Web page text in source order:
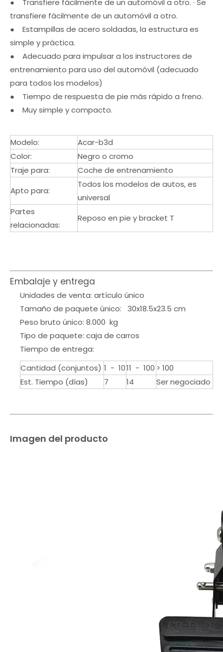
● Transfiere fácilmente de un automóvil a otro. · Se
transfiere fácilmente de un automóvil a otro.
● Estampillas de acero soldadas, la estructura es
simple y práctica.
● Adecuado para impulsar a los instructores de
entrenamiento para uso del automóvil (adecuado
para todos los modelos)
● Tiempo de respuesta de pie más rápido a freno.
● Muy simple y compacto.
Modelo:
Acar-b3d
Color:
Negro o cromo
Traje para:
Coche de entrenamiento
Apto para:
Todos los modelos de autos, es
universal
Partes
relacionadas:
Reposo en pie y bracket T
Embalaje y entrega
Unidades de venta: artículo único
Tamaño de paquete único: 30x18.5x23.5 cm
Peso bruto único: 8.000 kg
Tipo de paquete: caja de carros
Tiempo de entrega:
Cantidad (conjuntos) 1 - 1011 - 100 > 100
Est. Tiempo (días)
7 14 Ser negociado
Imagen del producto